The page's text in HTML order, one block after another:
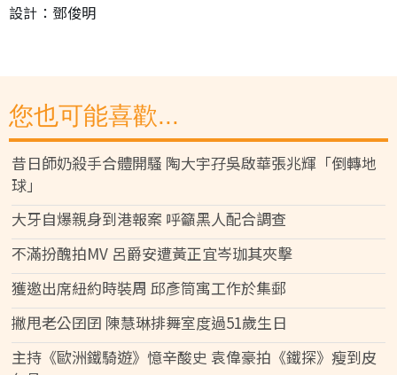
設計：鄧俊明
您也可能喜歡...
昔日師奶殺手合體開騷 陶大宇孖吳啟華張兆輝「倒轉地
球」
大牙自爆親身到港報案 呼籲黑人配合調查
不滿扮醜拍MV 呂爵安遭黃正宜岑珈其夾擊
獲邀出席紐約時裝周 邱彥筒寓工作於集郵
撇甩老公囝囝 陳慧琳排舞室度過51歲生日
主持《歐洲鐵騎遊》憶辛酸史 袁偉豪拍《鐵探》瘦到皮